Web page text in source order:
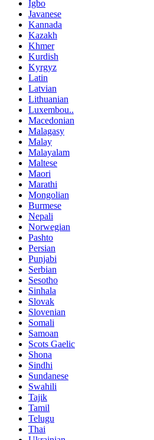
Igbo
Javanese
Kannada
Kazakh
Khmer
Kurdish
Kyrgyz
Latin
Latvian
Lithuanian
Luxembou..
Macedonian
Malagasy
Malay
Malayalam
Maltese
Maori
Marathi
Mongolian
Burmese
Nepali
Norwegian
Pashto
Persian
Punjabi
Serbian
Sesotho
Sinhala
Slovak
Slovenian
Somali
Samoan
Scots Gaelic
Shona
Sindhi
Sundanese
Swahili
Tajik
Tamil
Telugu
Thai